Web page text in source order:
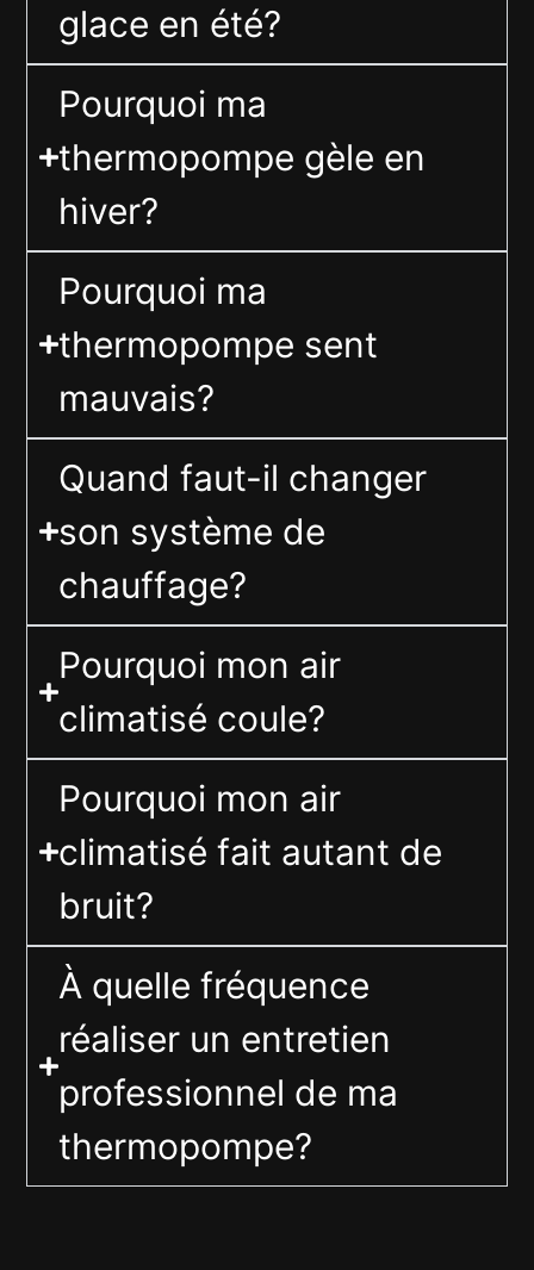
glace en été?
Pourquoi ma
thermopompe gèle en
hiver?
Pourquoi ma
thermopompe sent
mauvais?
Quand faut-il changer
son système de
chauffage?
Pourquoi mon air
climatisé coule?
Pourquoi mon air
climatisé fait autant de
bruit?
À quelle fréquence
réaliser un entretien
professionnel de ma
thermopompe?